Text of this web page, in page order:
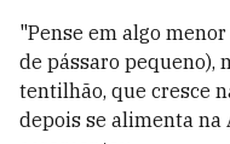
"Pense em algo
de pássaro pequeno),
tentilhão, que cresce
depois se alimenta na